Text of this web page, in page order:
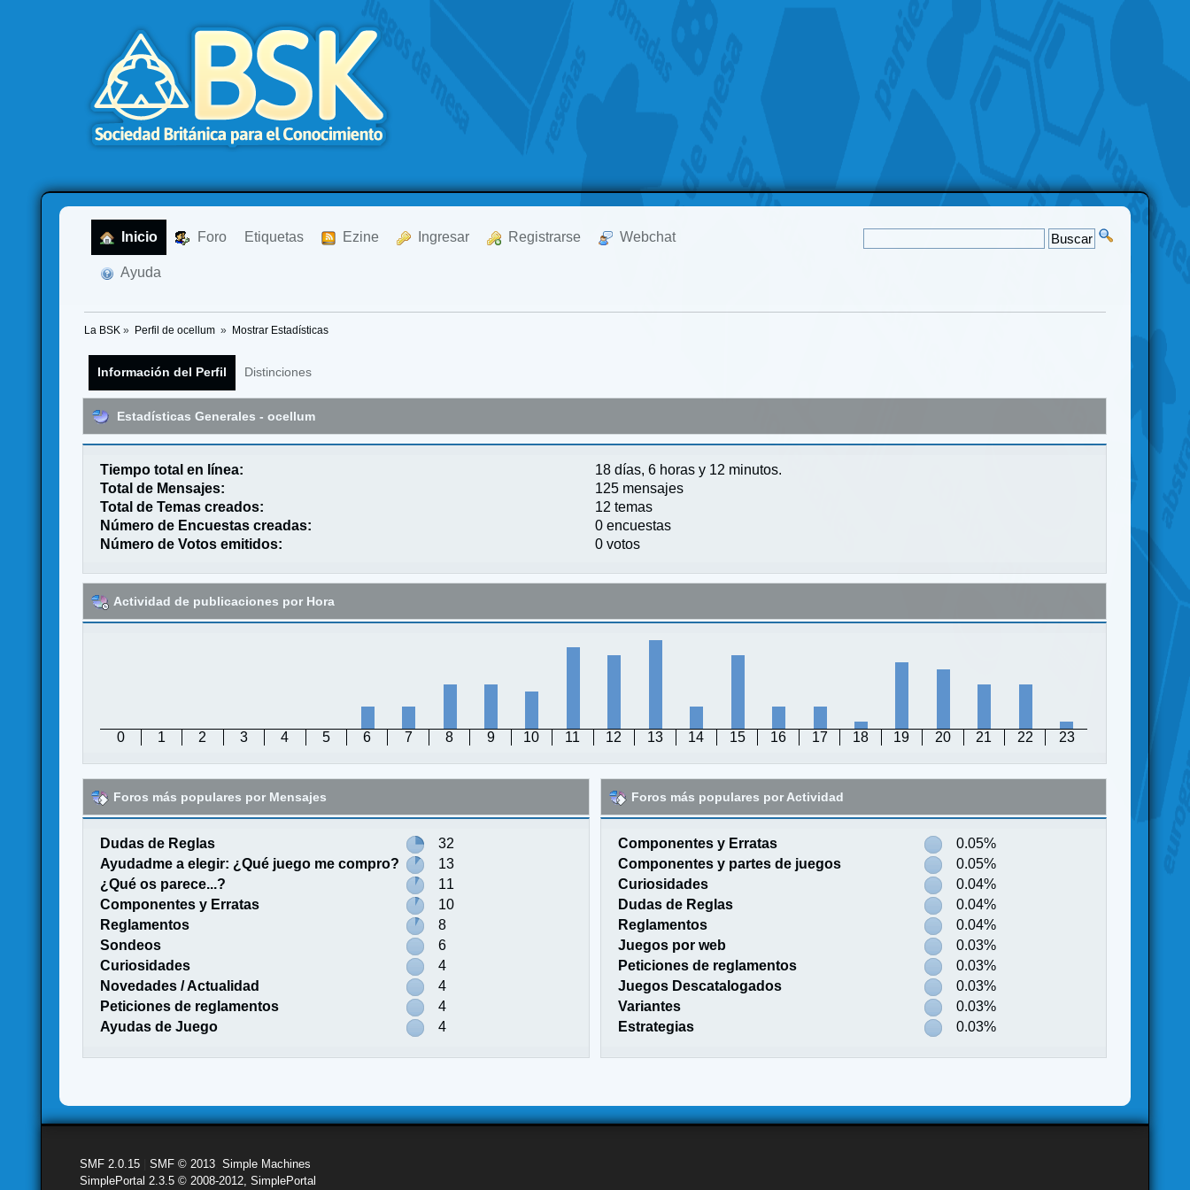
Inicio Foro Etiquetas Ezine Ingresar Registrarse Webchat
Ayuda
La BSK » Perfil de ocellum » Mostrar Estadísticas
Información del Perfil Distinciones
Estadísticas Generales - ocellum
Tiempo total en línea:
18 días, 6 horas y 12 minutos.
Total de Mensajes:
125 mensajes
Total de Temas creados:
12 temas
Número de Encuestas creadas:
0 encuestas
Número de Votos emitidos:
0 votos
Actividad de publicaciones por Hora
0 1 2 3 4 5 6 7 8 9 10 11 12 13 14 15 16 17 18 19 20 21 22 23
Foros más populares por Mensajes
Dudas de Reglas
32
Ayudadme a elegir: ¿Qué juego me compro?
13
¿Qué os parece...?
11
Componentes y Erratas
10
Reglamentos
8
Sondeos
6
Curiosidades
4
Novedades / Actualidad
4
Peticiones de reglamentos
4
Ayudas de Juego
4
Foros más populares por Actividad
Componentes y Erratas
0.05%
Componentes y partes de juegos
0.05%
Curiosidades
0.04%
Dudas de Reglas
0.04%
Reglamentos
0.04%
Juegos por web
0.03%
Peticiones de reglamentos
0.03%
Juegos Descatalogados
0.03%
Variantes
0.03%
Estrategias
0.03%
SMF 2.0.15 |SMF © 2013 ,Simple Machines
SimplePortal 2.3.5 © 2008-2012, SimplePortal